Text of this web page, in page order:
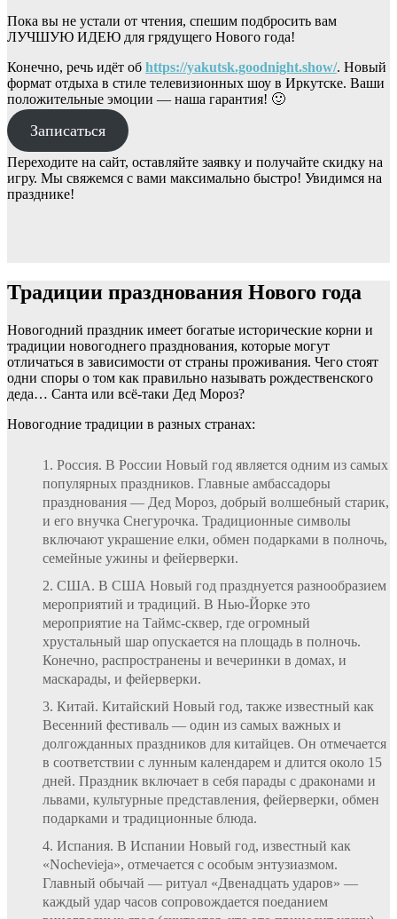
Пока вы не устали от чтения, спешим подбросить вам
ЛУЧШУЮ ИДЕЮ для грядущего Нового года!
Конечно, речь идёт об https://yakutsk.goodnight.show/. Новый
формат отдыха в стиле телевизионных шоу в Иркутске. Ваши
положительные эмоции — наша гарантия! 🙂
Записаться
Переходите на сайт, оставляйте заявку и получайте скидку на
игру. Мы свяжемся с вами максимально быстро! Увидимся на
празднике!
Традиции празднования Нового года
Новогодний праздник имеет богатые исторические корни и
традиции новогоднего празднования, которые могут
отличаться в зависимости от страны проживания. Чего стоят
одни споры о том как правильно называть рождественского
деда… Санта или всё-таки Дед Мороз?
Новогодние традиции в разных странах:
Россия. В России Новый год является одним из самых
популярных праздников. Главные амбассадоры
празднования — Дед Мороз, добрый волшебный старик,
и его внучка Снегурочка. Традиционные символы
включают украшение елки, обмен подарками в полночь,
семейные ужины и фейерверки.
США. В США Новый год празднуется разнообразием
мероприятий и традиций. В Нью-Йорке это
мероприятие на Таймс-сквер, где огромный
хрустальный шар опускается на площадь в полночь.
Конечно, распространены и вечеринки в домах, и
маскарады, и фейерверки.
Китай. Китайский Новый год, также известный как
Весенний фестиваль — один из самых важных и
долгожданных праздников для китайцев. Он отмечается
в соответствии с лунным календарем и длится около 15
дней. Праздник включает в себя парады с драконами и
львами, культурные представления, фейерверки, обмен
подарками и традиционные блюда.
Испания. В Испании Новый год, известный как
«Nochevieja», отмечается с особым энтузиазмом.
Главный обычай — ритуал «Двенадцать ударов» —
каждый удар часов сопровождается поеданием